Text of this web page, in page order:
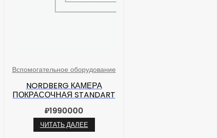
Вспомогательное оборудование
NORDBERG КАМЕРА
ПОКРАСОЧНАЯ STANDART
₽1990000
ЧИТАТЬ ДАЛЕЕ